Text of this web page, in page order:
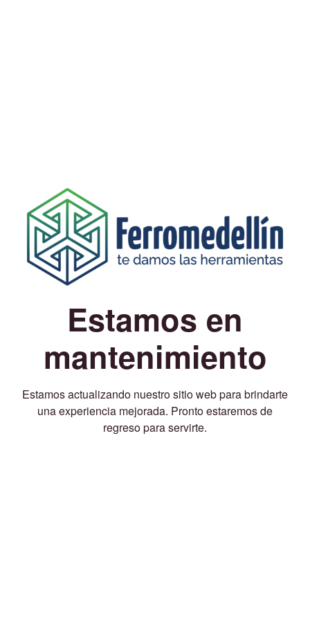
Estamos en
mantenimiento
Estamos actualizando nuestro sitio web para brindarte
una experiencia mejorada. Pronto estaremos de
regreso para servirte.